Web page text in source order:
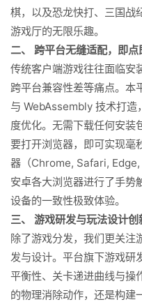
棋，以及恐龙快打、三国战
游戏厅的无限乐趣。
二、 跨平台无缝适配，即
传统客户端游戏往往面临安
跨平台兼容性差等痛点。
与 WebAssembly 技术打造
度优化。无需下载任何安装
要打开浏览器，即可实现毫
器（Chrome, Safari,
安卓各大浏览器进行了手势
设备的一致性极致体验。
三、 游戏研发与玩法设计创
除了游戏分发，我们更关
发与设计。平台旗下游戏研
平衡性、关卡递进曲线与操
的物理消除动作，还是构建